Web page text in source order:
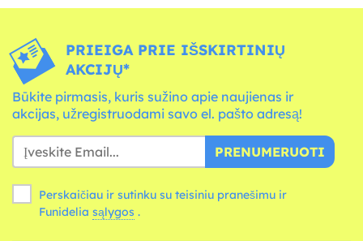
PRIEIGA PRIE IŠSKIRTINIŲ
AKCIJŲ*
Būkite pirmasis, kuris sužino apie naujienas ir
akcijas, užregistruodami savo el. pašto adresą!
PRENUMERUOTI
Perskaičiau ir sutinku su teisiniu pranešimu ir
Funidelia sąlygos .